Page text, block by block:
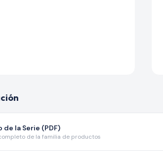
de la Serie (PDF)
de la familia de productos